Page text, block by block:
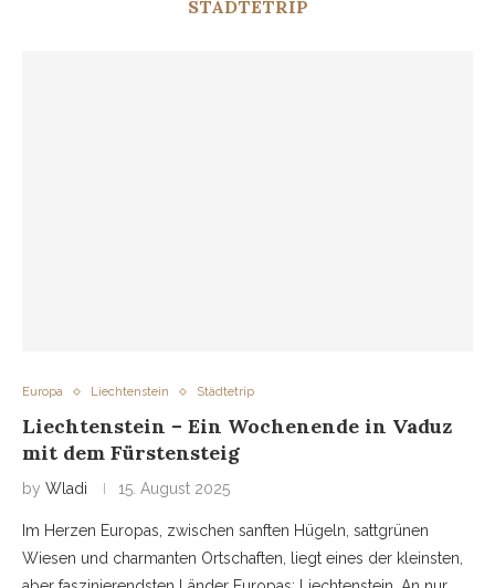
STÄDTETRIP
Europa Liechtenstein Städtetrip
Liechtenstein – Ein Wochenende in Vaduz
mit dem Fürstensteig
by Wladi 15. August 2025
Im Herzen Europas, zwischen sanften Hügeln, sattgrünen
Wiesen und charmanten Ortschaften, liegt eines der kleinsten,